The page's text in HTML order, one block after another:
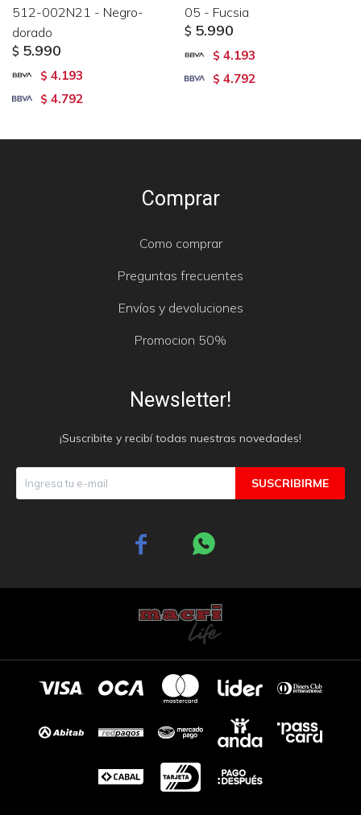
512-002N21 - Negro-
dorado
$ 5.990
$ 4.193
$ 4.792
05 - Fucsia
$ 5.990
$ 4.193
$ 4.792
Comprar
Como comprar
Preguntas frecuentes
Envíos y devoluciones
Promocion 50%
Newsletter!
¡Suscribite y recibí todas nuestras novedades!
SUSCRIBIRME
 